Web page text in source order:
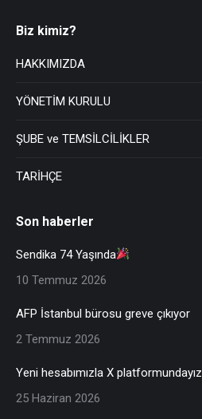
Biz kimiz?
HAKKIMIZDA
YÖNETİM KURULU
ŞUBE ve TEMSİLCİLİKLER
TARİHÇE
Son haberler
Sendika 74 Yaşında
10 Temmuz 2026
AFP İstanbul bürosu greve çıkıyor
2 Temmuz 2026
Yeni hesabımızla X platformundayız
25 Haziran 2026